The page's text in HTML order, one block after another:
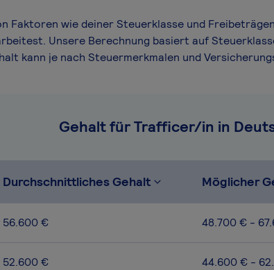
wie deiner Steuerklasse und
Unsere Berechnung basiert auf
kann je nach Steuermerkmalen und
Gehalt für Trafficer/in in
Durchschnittliches Gehalt Möglicher
56.600 € 48.700 € -
52.600 € 44.600 € -